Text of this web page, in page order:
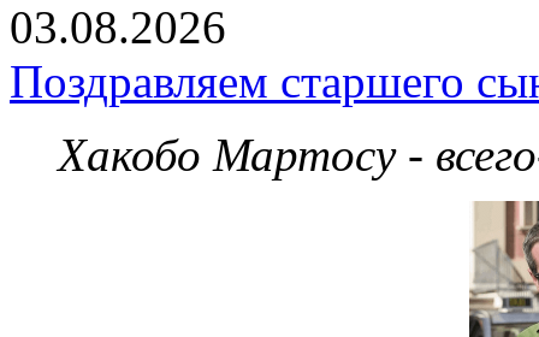
03.08.2026
Поздравляем старшего
Хакобо Мартосу -